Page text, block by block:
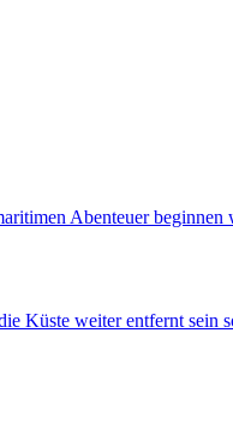
Abenteuer beginnen
Küste weiter entfernt sein